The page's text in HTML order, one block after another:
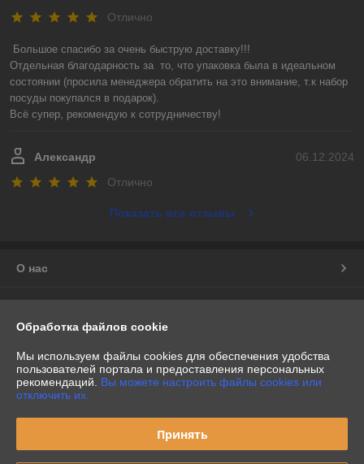
Отлично
Большое спасибо за очень быструю доставку!!!
Отдельная благодарность за  то, что упаковка была в идеальном
состоянии (просила менеджера обратить на это внимание, т.к набор
посуды покупался в подарок).
Всё супер, рекомендую к сотрудничеству!
06.12.2024
Александр
Отлично
Показать все отзывы
О нас
График работы
Полная версия сайта
Обработка файлов cookie
Мы используем файлы cookies для обеспечения удобства
пользователей портала и предоставления персональных
рекомендаций. Вы можете настроить файлы cookies или
отключить их.
Принять